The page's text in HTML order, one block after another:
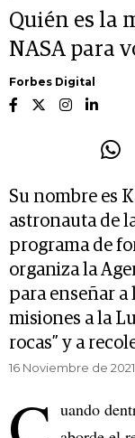
Quién es la
NASA para
Forbes Digital
Su nombre es
astronauta de
programa de
organiza la
para enseñar
misiones a la
rocas” y a
16 Noviembre de 2021
uando